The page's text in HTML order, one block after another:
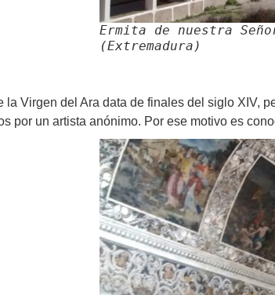
Ermita de nuestra
(Extremadura)
la Virgen del Ara data de finales del siglo XIV,
por un artista anónimo. Por ese motivo es